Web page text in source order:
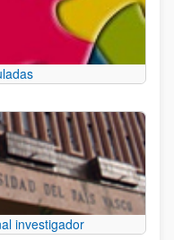
investigador